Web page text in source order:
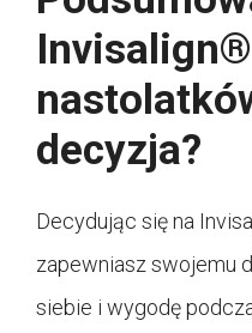
decyzja?
Decydując się na
zapewniasz swojemu
siebie i wygodę